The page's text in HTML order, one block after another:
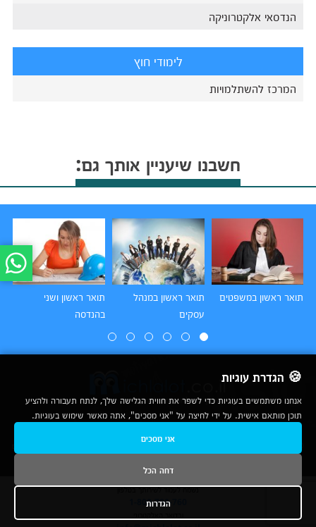
הנדסאי אלקטרוניקה
לימודי חוץ
המרכז להשתלמויות
חשבנו שיעניין אותך גם:
תואר ראשון במשפטים
תואר ראשון במנהל
עסקים
תואר ראשון ושני
בהנדסה
© כל הזכויות שמורות לחברת נרד אונליין בע"מ | מכללות|
נשמח לעמוד לשירותך בטלפון
1-800-780-760
🍪 הגדרת עוגיות
אנחנו משתמשים בעוגיות כדי לשפר את חווית הגלישה שלך, לנתח תעבורה ולהציע
תוכן מותאם אישית. על ידי לחיצה על "אני מסכים", אתה מאשר שימוש בעוגיות.
אני מסכים
דחה הכל
הגדרות